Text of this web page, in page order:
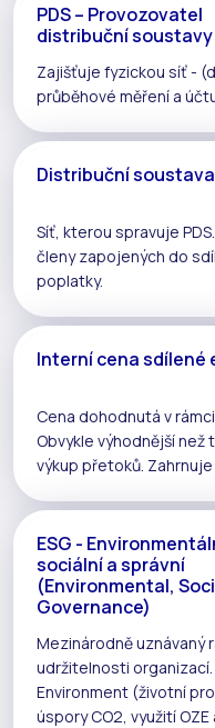
PDS – Provozovatel
distribuční soustavy
Zajišťuje fyzickou síť - (
průběhové měření a
Distribuční soustava
Síť, kterou spravuje PDS
členy zapojených do
poplatky.
Interní cena sdílené
Cena dohodnutá v rámci
Obvykle výhodnější než
výkup přetoků.
ESG -
sociální a správní
(Environmental,
Governance)
Mezinárodně uznávaný
udržitelnosti organizací.
Environment (životní
úspory CO2, využití OZE